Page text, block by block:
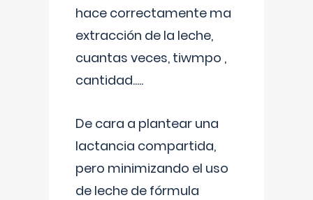
hace correctamente ma
extracción de la leche,
cuantas veces, tiwmpo ,
cantidad.....
De cara a plantear una
lactancia compartida,
pero minimizando el uso
de leche de fórmula